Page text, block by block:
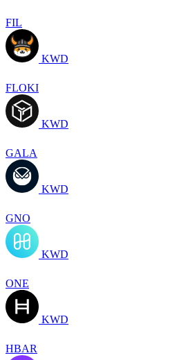
FIL
KWD
FLOKI
KWD
GALA
KWD
GNO
KWD
ONE
KWD
HBAR